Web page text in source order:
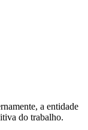
a entidade
do trabalho.